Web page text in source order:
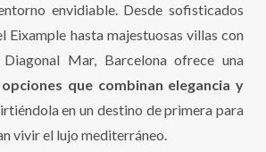
envidiable. Desde sofisticados
Eixample hasta majestuosas villas con
Mar, Barcelona ofrece una
que combinan elegancia y
en un destino de primera para
vivir el lujo mediterráneo.